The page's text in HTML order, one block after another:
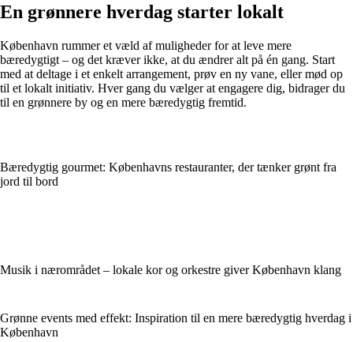
En grønnere hverdag starter lokalt
København rummer et væld af muligheder for at leve mere
bæredygtigt – og det kræver ikke, at du ændrer alt på én gang. Start
med at deltage i et enkelt arrangement, prøv en ny vane, eller mød op
til et lokalt initiativ. Hver gang du vælger at engagere dig, bidrager du
til en grønnere by og en mere bæredygtig fremtid.
Bæredygtig gourmet: Københavns restauranter, der tænker grønt fra
jord til bord
Musik i nærområdet – lokale kor og orkestre giver København klang
Grønne events med effekt: Inspiration til en mere bæredygtig hverdag i
København